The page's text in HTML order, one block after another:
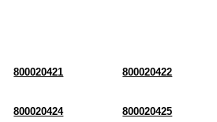
800020421 800020422
800020424 800020425